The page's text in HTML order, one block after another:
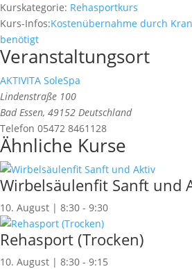
Kurskategorie: Rehasportkurs
Kurs-Infos:Kostenübernahme durch
benötigt
Veranstaltungsort
AKTIVITA SoleSpa
Lindenstraße 100
Bad Essen, 49152 Deutschland
Telefon 05472 8461128
Ähnliche Kurse
Wirbelsäulenfit Sanft und
10. August | 8:30 - 9:30
Rehasport (Trocken)
10. August | 8:30 - 9:15